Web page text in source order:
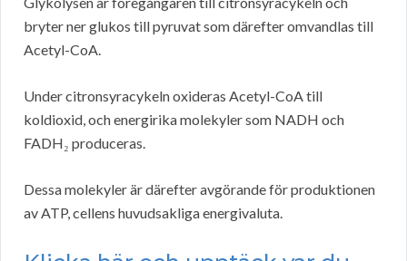
bryter ner glukos till pyruvat som därefter omvandlas till
Acetyl-CoA.
Under citronsyracykeln oxideras Acetyl-CoA till
koldioxid, och energirika molekyler som NADH och
FADH₂ produceras.
Dessa molekyler är därefter avgörande för produktionen
av ATP, cellens huvudsakliga energivaluta.